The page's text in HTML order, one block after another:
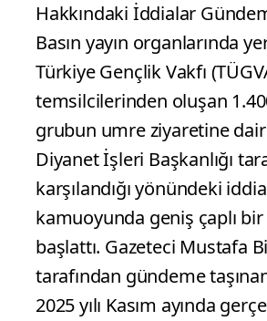
Hakkındaki İddialar
Basın yayın organlarında
Türkiye Gençlik Vakfı
temsilcilerinden oluşan
grubun umre ziyaretine
Diyanet İşleri Başkanlığı
karşılandığı yönündeki
kamuoyunda geniş çaplı bir
başlattı. Gazeteci Mustafa
tarafından gündeme
2025 yılı Kasım ayında